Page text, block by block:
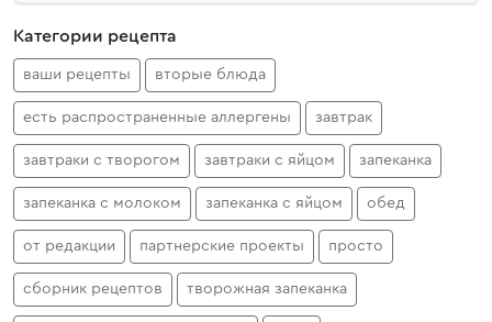
Категории рецепта
ваши рецепты вторые блюда
есть распространенные аллергены завтрак
завтраки с творогом завтраки с яйцом запеканка
запеканка с молоком запеканка с яйцом обед
от редакции партнерские проекты просто
сборник рецептов творожная запеканка